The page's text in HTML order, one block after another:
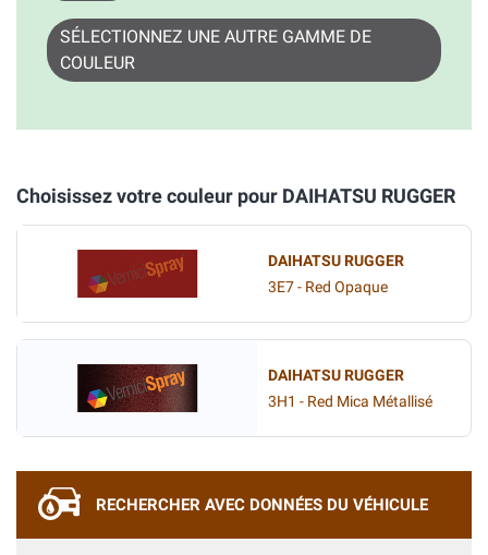
SÉLECTIONNEZ UNE AUTRE GAMME DE
COULEUR
Choisissez votre couleur pour DAIHATSU RUGGER
DAIHATSU RUGGER
3E7 - Red Opaque
DAIHATSU RUGGER
3H1 - Red Mica Métallisé
RECHERCHER AVEC DONNÉES DU VÉHICULE